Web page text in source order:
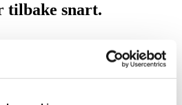
tilbake snart.